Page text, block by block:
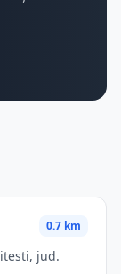
0.7 km